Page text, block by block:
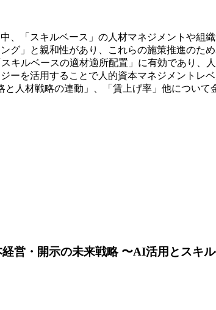
「スキルベース」の人材マネジメントや組
グ」と親和性があり、これらの施策推進のた
ルベースの適材適所配置」に有効であり、
を活用することで人的資本マネジメントレ
人材戦略の連動」、「賃上げ率」他につい
営・開示の未来戦略 〜AI活用とスキ